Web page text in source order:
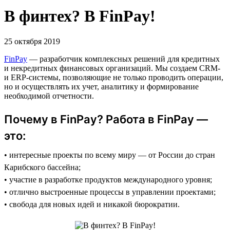
В финтех? В FinPay!
25 октября 2019
FinPay — разработчик комплексных решений для кредитных
и некредитных финансовых организаций. Мы создаем CRM-
и ERP-системы, позволяющие не только проводить операции,
но и осуществлять их учет, аналитику и формирование
необходимой отчетности.
Почему в FinPay? Работа в FinPay —
это:
• интересные проекты по всему миру — от России до стран
Карибского бассейна;
• участие в разработке продуктов международного уровня;
• отлично выстроенные процессы в управлении проектами;
• свобода для новых идей и никакой бюрократии.